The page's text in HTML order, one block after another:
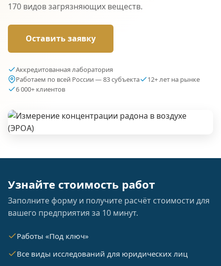
170 видов загрязняющих веществ.
Оставить заявку
Аккредитованная лаборатория
Работаем по всей России — 83 субъекта
12+ лет на рынке
6 000+ клиентов
Узнайте стоимость работ
Заполните форму и получите расчёт стоимости для
вашего предприятия за 10 минут.
Работы «Под ключ»
Все виды исследований для юридических лиц